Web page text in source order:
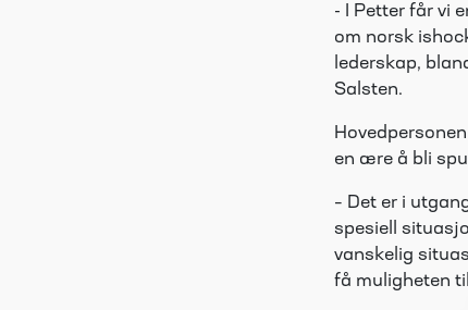
- I Petter får vi
om norsk
lederskap,
Salsten.
en ære å bli
– Det er i
spesiell
vanskelig
få muligheten